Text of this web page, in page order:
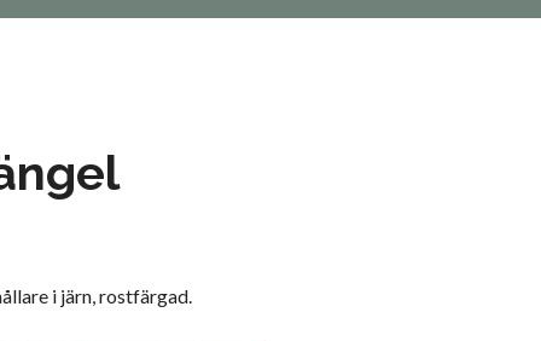
i järn, rostfärgad.